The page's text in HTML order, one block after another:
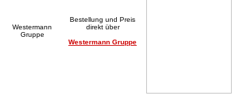
Westermann
Gruppe
Bestellung und Preis
direkt über
Westermann Gruppe